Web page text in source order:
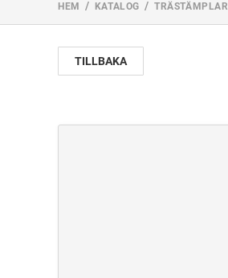
HEM KATALOG TRÄSTÄMPLAR
TILLBAKA